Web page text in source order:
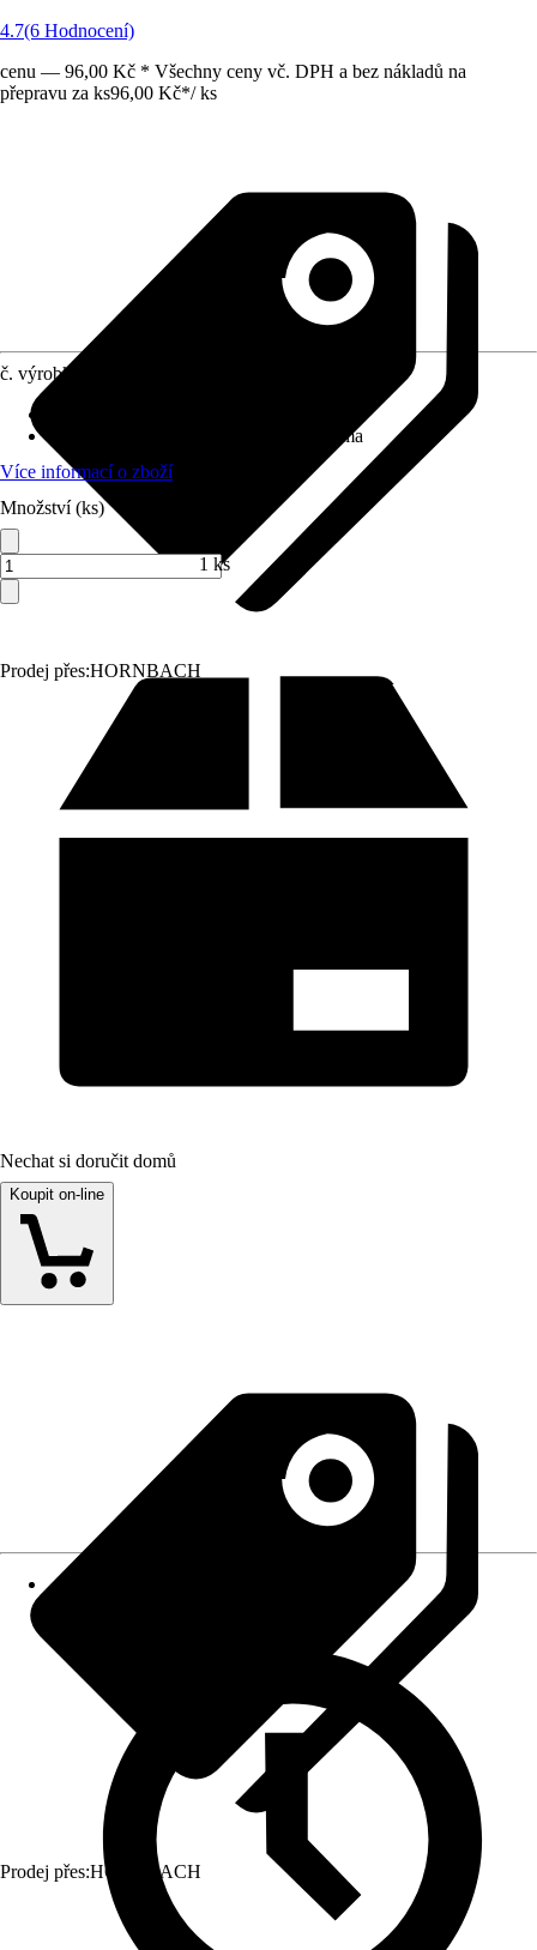
4.7(6 Hodnocení)
cenu — 96,00 Kč * Všechny ceny vč. DPH a bez nákladů na
přepravu za ks96,00 Kč*/ ks
Prodej přes:HORNBACH
č. výrobku
Hygrophila polysperma
Více informací o zboží
Množství (ks)
1 ks
Nechat si doručit domů
Koupit on-line
Prodej přes:HORNBACH